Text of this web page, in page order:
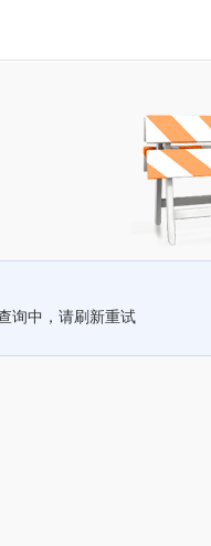
询中，请刷新重试